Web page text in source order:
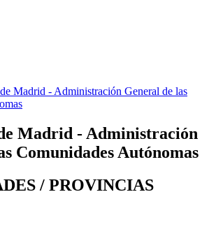
Madrid - Administración General de las
Madrid - Administración
Comunidades Autónomas
/ PROVINCIAS